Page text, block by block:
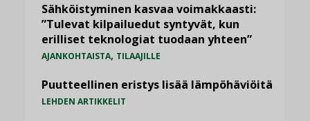
Sähköistyminen kasvaa voimakkaasti:
”Tulevat kilpailuedut syntyvät, kun
erilliset teknologiat tuodaan yhteen”
AJANKOHTAISTA, TILAAJILLE
Puutteellinen eristys lisää lämpöhäviöitä
LEHDEN ARTIKKELIT